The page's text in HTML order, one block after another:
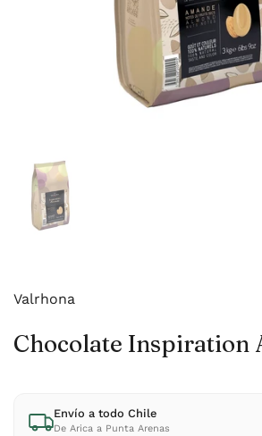
Mostrar diapositiva 1
Valrhona
Chocolate Inspiration
Envío a todo Chile
De Arica a Punta Arenas